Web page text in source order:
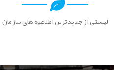
لیستی از جدیدترین اطلاعیه های سازمان